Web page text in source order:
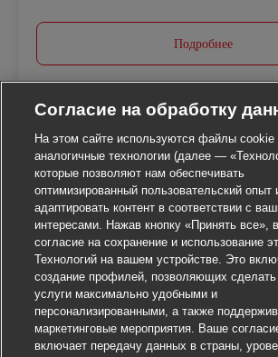
Подробнее
Согласие на обработку
На этом сайте используются файлы cookie
аналогичные технологии (далее —
которые позволяют нам обеспечивать
оптимизированный пользовательский опыт
адаптировать контент в соответствии с
интересами. Нажав кнопку «Принять все»,
согласие на сохранение и использование
Технологий на вашем устройстве. Это
создание профилей, позволяющих
услуги максимально удобными и
персонализированными, а также
маркетинговые мероприятия. Ваше
включает передачу данных в страны,